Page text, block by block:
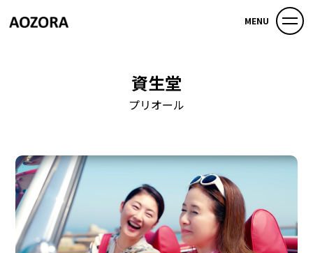
MENU
資生堂
プリオール